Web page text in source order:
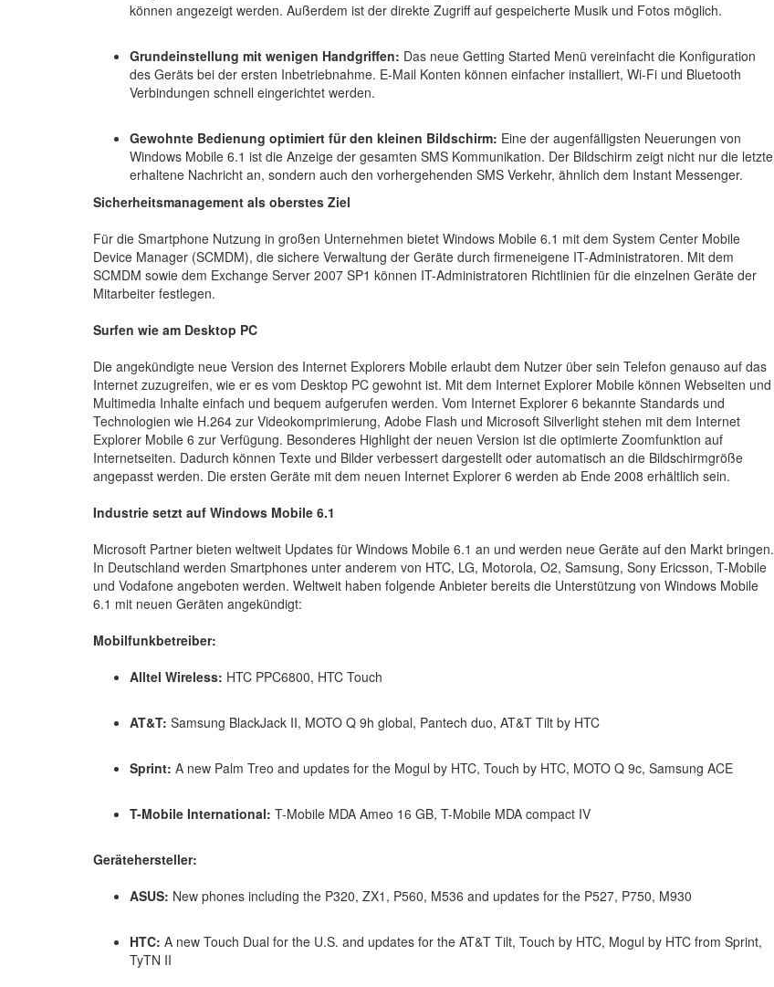
können angezeigt werden. Außerdem ist der direkte Zugriff auf gespeicherte Musik und Fotos möglich.
Grundeinstellung mit wenigen Handgriffen: Das neue Getting Started Menü vereinfacht die Konfiguration
des Geräts bei der ersten Inbetriebnahme. E-Mail Konten können einfacher installiert, Wi-Fi und Bluetooth
Verbindungen schnell eingerichtet werden.
Gewohnte Bedienung optimiert für den kleinen Bildschirm: Eine der augenfälligsten Neuerungen von
Windows Mobile 6.1 ist die Anzeige der gesamten SMS Kommunikation. Der Bildschirm zeigt nicht nur die letzte
erhaltene Nachricht an, sondern auch den vorhergehenden SMS Verkehr, ähnlich dem Instant Messenger.
Sicherheitsmanagement als oberstes Ziel
Für die Smartphone Nutzung in großen Unternehmen bietet Windows Mobile 6.1 mit dem System Center Mobile
Device Manager (SCMDM), die sichere Verwaltung der Geräte durch firmeneigene IT-Administratoren. Mit dem
SCMDM sowie dem Exchange Server 2007 SP1 können IT-Administratoren Richtlinien für die einzelnen Geräte der
Mitarbeiter festlegen.
Surfen wie am Desktop PC
Die angekündigte neue Version des Internet Explorers Mobile erlaubt dem Nutzer über sein Telefon genauso auf das
Internet zuzugreifen, wie er es vom Desktop PC gewohnt ist. Mit dem Internet Explorer Mobile können Webseiten und
Multimedia Inhalte einfach und bequem aufgerufen werden. Vom Internet Explorer 6 bekannte Standards und
Technologien wie H.264 zur Videokomprimierung, Adobe Flash und Microsoft Silverlight stehen mit dem Internet
Explorer Mobile 6 zur Verfügung. Besonderes Highlight der neuen Version ist die optimierte Zoomfunktion auf
Internetseiten. Dadurch können Texte und Bilder verbessert dargestellt oder automatisch an die Bildschirmgröße
angepasst werden. Die ersten Geräte mit dem neuen Internet Explorer 6 werden ab Ende 2008 erhältlich sein.
Industrie setzt auf Windows Mobile 6.1
Microsoft Partner bieten weltweit Updates für Windows Mobile 6.1 an und werden neue Geräte auf den Markt bringen.
In Deutschland werden Smartphones unter anderem von HTC, LG, Motorola, O2, Samsung, Sony Ericsson, T-Mobile
und Vodafone angeboten werden. Weltweit haben folgende Anbieter bereits die Unterstützung von Windows Mobile
6.1 mit neuen Geräten angekündigt:
Mobilfunkbetreiber:
Alltel Wireless: HTC PPC6800, HTC Touch
AT&T: Samsung BlackJack II, MOTO Q 9h global, Pantech duo, AT&T Tilt by HTC
Sprint: A new Palm Treo and updates for the Mogul by HTC, Touch by HTC, MOTO Q 9c, Samsung ACE
T-Mobile International: T-Mobile MDA Ameo 16 GB, T-Mobile MDA compact IV
Gerätehersteller:
ASUS: New phones including the P320, ZX1, P560, M536 and updates for the P527, P750, M930
HTC: A new Touch Dual for the U.S. and updates for the AT&T Tilt, Touch by HTC, Mogul by HTC from Sprint,
TyTN II